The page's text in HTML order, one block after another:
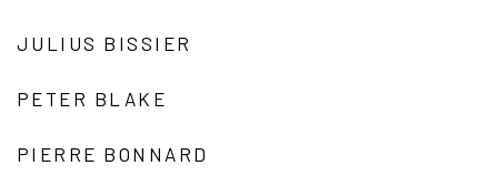
JULIUS BISSIER
PETER BLAKE
PIERRE BONNARD